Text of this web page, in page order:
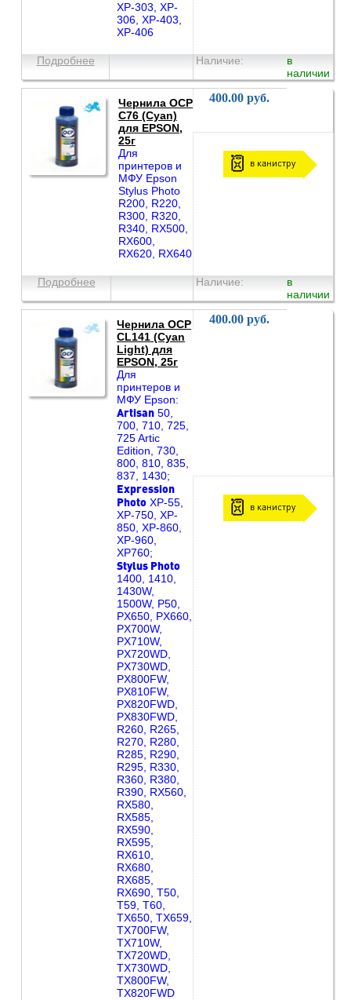
XP-303, XP-
306, XP-403,
XP-406
Подробнее Наличие:
в
наличии
Чернила OCP
C76 (Cyan)
для EPSON,
25г
Для
принтеров и
МФУ Epson
Stylus Photo
R200, R220,
R300, R320,
R340, RX500,
RX600,
RX620, RX640
400.00 руб.
в канистру
Подробнее Наличие:
в
наличии
Чернила OCP
CL141 (Cyan
Light) для
EPSON, 25г
Для
принтеров и
МФУ Epson:
Artisan 50,
700, 710, 725,
725 Artic
Edition, 730,
800, 810, 835,
837, 1430;
Expression
Photo XP-55,
XP-750, XP-
850, XP-860,
XP-960,
XP760;
Stylus Photo
1400, 1410,
1430W,
1500W, P50,
PX650, PX660,
PX700W,
PX710W,
PX720WD,
PX730WD,
PX800FW,
PX810FW,
PX820FWD,
PX830FWD,
R260, R265,
R270, R280,
R285, R290,
R295, R330,
R360, R380,
R390, RX560,
RX580,
RX585,
RX590,
RX595,
RX610,
RX680,
RX685,
RX690, T50,
T59, T60,
TX650, TX659,
TX700FW,
TX710W,
TX720WD,
TX730WD,
TX800FW,
TX820FWD
400.00 руб.
в канистру